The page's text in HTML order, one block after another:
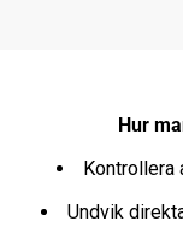
Hur
Kontrollera
Undvik